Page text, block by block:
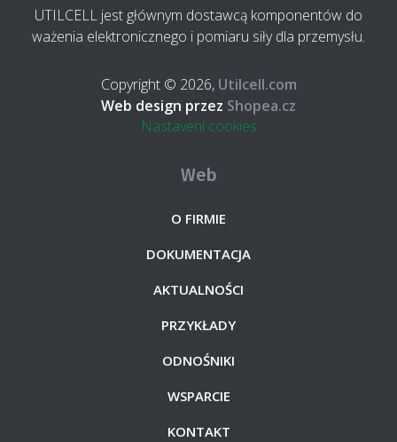
UTILCELL jest głównym dostawcą komponentów do
ważenia elektronicznego i pomiaru siły dla przemysłu.
Copyright © 2026, Utilcell.com
Web design przez Shopea.cz
Nastavení cookies
Web
O FIRMIE
DOKUMENTACJA
AKTUALNOŚCI
PRZYKŁADY
ODNOŚNIKI
WSPARCIE
KONTAKT